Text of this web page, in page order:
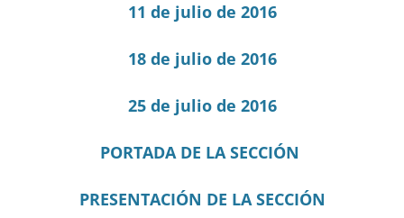
11 de julio de 2016
18 de julio de 2016
25 de julio de 2016
PORTADA DE LA SECCIÓN
PRESENTACIÓN DE LA SECCIÓN